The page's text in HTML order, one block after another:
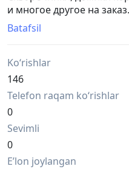
и многое другое на заказ.
подробности уточняйте
возможна доставка
Пожалуйста, уточните
Batafsil
Ko‘rishlar
146
Telefon raqam ko‘rishlar
0
Sevimli
0
Eʼlon joylangan